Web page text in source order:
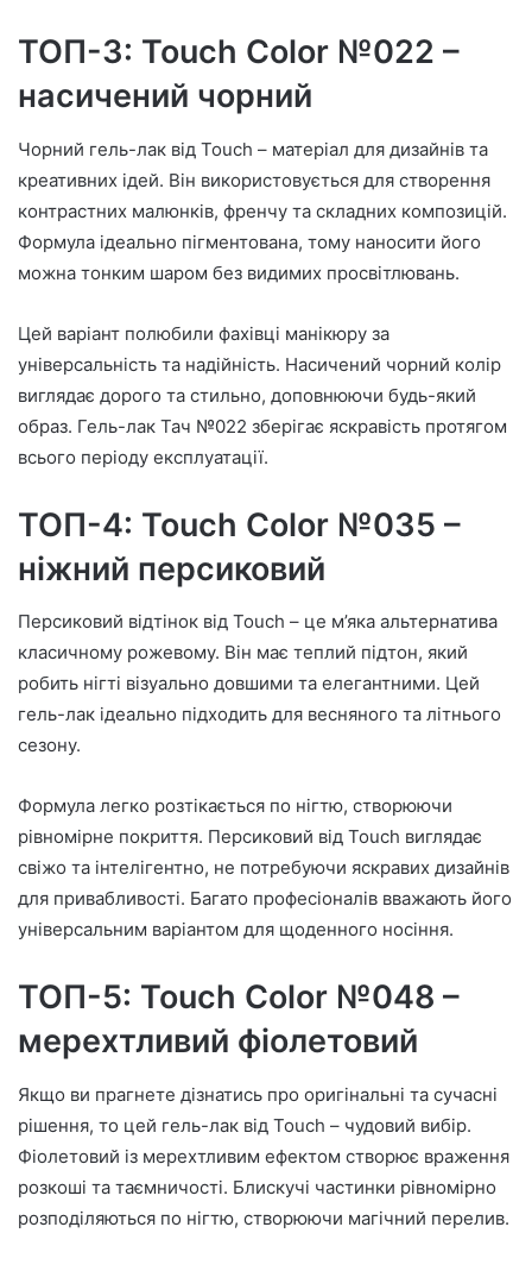
ТОП-3: Touch Color №022 –
насичений чорний
Чорний гель-лак від Touch – матеріал для дизайнів та
креативних ідей. Він використовується для створення
контрастних малюнків, френчу та складних композицій.
Формула ідеально пігментована, тому наносити його
можна тонким шаром без видимих просвітлювань.
Цей варіант полюбили фахівці манікюру за
універсальність та надійність. Насичений чорний колір
виглядає дорого та стильно, доповнюючи будь-який
образ. Гель-лак Тач №022 зберігає яскравість протягом
всього періоду експлуатації.
ТОП-4: Touch Color №035 –
ніжний персиковий
Персиковий відтінок від Touch – це м’яка альтернатива
класичному рожевому. Він має теплий підтон, який
робить нігті візуально довшими та елегантними. Цей
гель-лак ідеально підходить для весняного та літнього
сезону.
Формула легко розтікається по нігтю, створюючи
рівномірне покриття. Персиковий від Touch виглядає
свіжо та інтелігентно, не потребуючи яскравих дизайнів
для привабливості. Багато професіоналів вважають його
універсальним варіантом для щоденного носіння.
ТОП-5: Touch Color №048 –
мерехтливий фіолетовий
Якщо ви прагнете дізнатись про оригінальні та сучасні
рішення, то цей гель-лак від Touch – чудовий вибір.
Фіолетовий із мерехтливим ефектом створює враження
розкоші та таємничості. Блискучі частинки рівномірно
розподіляються по нігтю, створюючи магічний перелив.